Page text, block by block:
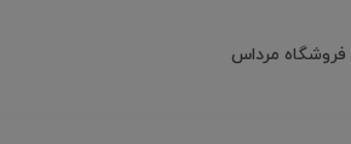
فروشگاه مرداس